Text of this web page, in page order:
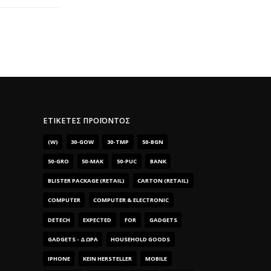
ΕΤΙΚΈΤΕΣ ΠΡΟΪΌΝΤΟΣ
(W) 30-GOW 30-TMP 50-BGN
50-GRO 50-MAK 50-PUC BANK
BLISTER PACKAGE (RETAIL) CARTON (RETAIL)
COMPUTER COMPUTER & ELECTRONIC
DETECH EXPECTED FOR GADGETS
GADGETS - ΔΏΡΑ HOUSEHOLD GOODS
IPHONE KEIN HERSTELLER MOBILE